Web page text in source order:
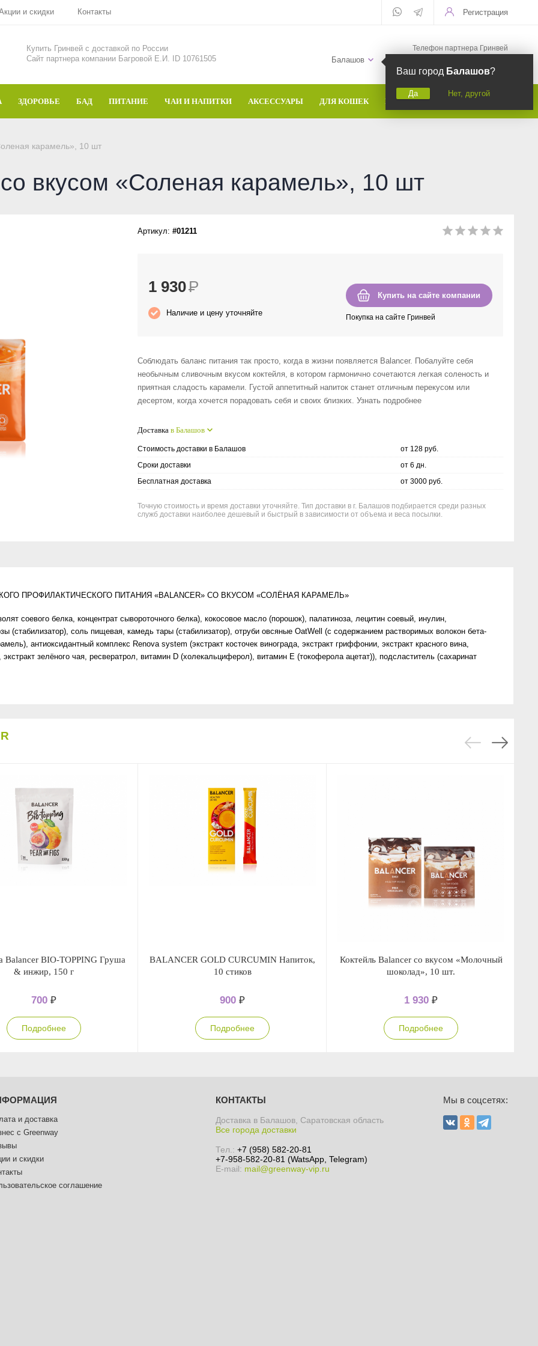
и скидки Контакты Регистрация
Купить Гринвей c доставкой по России
Сайт партнера компании Багровой Е.И. ID 10761505
Балашов
Ваш город Балашов?
Да Нет, другой
Телефон партнера Гринвей
ЗДОРОВЬЕ БАД ПИТАНИЕ ЧАИ И НАПИТКИ АКСЕССУАРЫ ДЛЯ КОШЕК БРЕНДЫ
карамель», 10 шт
вкусом «Соленая карамель», 10 шт
Артикул: #01211
Купить на сайте компании
Покупка на сайте Гринвей
1 930Р
Наличие и цену уточняйте
Соблюдать баланс питания так просто, когда в жизни появляется Balancer. Побалуйте себя
необычным сливочным вкусом коктейля, в котором гармонично сочетаются легкая соленость и
приятная сладость карамели. Густой аппетитный напиток станет отличным перекусом или
десертом, когда хочется порадовать себя и своих близких. Узнать подробнее
Доставка в Балашов
Стоимость доставки в Балашов
от 128 руб.
Сроки доставки
от 6 дн.
Бесплатная доставка
от 3000 руб.
Точную стоимость и время доставки уточняйте. Тип доставки в г. Балашов подбирается среди разных
служб доставки наиболее дешевый и быстрый в зависимости от объема и веса посылки.
ПРОФИЛАКТИЧЕСКОГО ПИТАНИЯ «BALANCER» СО ВКУСОМ «СОЛЁНАЯ КАРАМЕЛЬ»
соевого белка, концентрат сывороточного белка), кокосовое масло (порошок), палатиноза, лецитин соевый, инулин,
(стабилизатор), соль пищевая, камедь тары (стабилизатор), отруби овсяные OatWell (c содержанием растворимых волокон бета-
антиоксидантный комплекс Renova system (экстракт косточек винограда, экстракт гриффонии, экстракт красного вина,
экстракт зелёного чая, ресвератрол, витамин D (холекальциферол), витамин Е (токоферола ацетат)), подсластитель (сахаринат
Balancer BIO-TOPPING Груша
& инжир, 150 г
700 ₽
Подробнее
BALANCER GOLD CURCUMIN Напиток,
10 стиков
900 ₽
Подробнее
Коктейль Balancer со вкусом «Молочный
шоколад», 10 шт.
1 930 ₽
Подробнее
и доставка
с Greenway
и скидки
соглашение
КОНТАКТЫ
Доставка в Балашов, Саратовская область
Все города доставки
Тел.:+7 (958) 582-20-81
+7-958-582-20-81 (WatsApp, Telegram)
E-mail: mail@greenway-vip.ru
Мы в соцсетях: